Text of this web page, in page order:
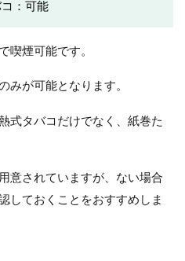
：可能
喫煙可能です。
みが可能となります。
式タバコだけでなく、紙巻た
意されていますが、ない場合
しておくことをおすすめしま